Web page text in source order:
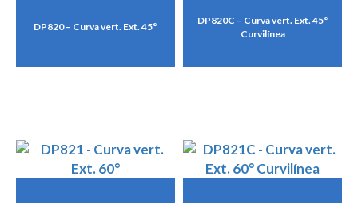
DP820 – Curva vert. Ext. 45°
DP820C – Curva vert. Ext. 45°
Curvilínea